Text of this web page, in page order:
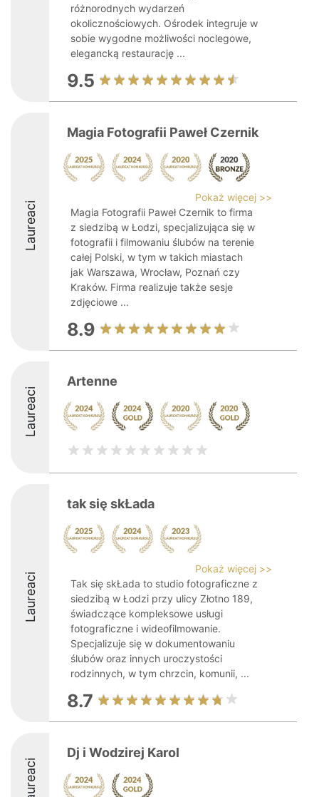
różnorodnych wydarzeń
okolicznościowych. Ośrodek integruje w
sobie wygodne możliwości noclegowe,
elegancką restaurację ...
9.5
Laureaci
Magia Fotografii Paweł Czernik
Pokaż więcej >>
Magia Fotografii Paweł Czernik to firma
z siedzibą w Łodzi, specjalizująca się w
fotografii i filmowaniu ślubów na terenie
całej Polski, w tym w takich miastach
jak Warszawa, Wrocław, Poznań czy
Kraków. Firma realizuje także sesje
zdjęciowe ...
8.9
Laureaci
Artenne
Laureaci
tak się skŁada
Pokaż więcej >>
Tak się skŁada to studio fotograficzne z
siedzibą w Łodzi przy ulicy Złotno 189,
świadczące kompleksowe usługi
fotograficzne i wideofilmowanie.
Specjalizuje się w dokumentowaniu
ślubów oraz innych uroczystości
rodzinnych, w tym chrzcin, komunii, ...
8.7
Laureaci
Dj i Wodzirej Karol